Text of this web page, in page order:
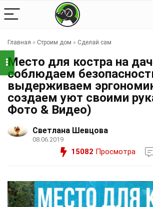
Главная » Строим дом » Сделай сам
Место для костра на
соблюдаем
выдерживаем
создаем уют своими
Фото & Видео)
Светлана Шевцова
08.06.2019
15082 Просмотра